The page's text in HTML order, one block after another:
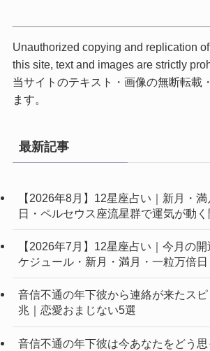
Unauthorized copying and replication
this site, text and images are strictly
当サイトのテキスト・画像の無断転載
ます。
最新記事
【2026年8月】12星座占い｜新月・
日・ペルセウス座流星群で運気が動
【2026年7月】12星座占い｜今月の
ケジュール・新月・満月・一粒万倍日
音信不通の年下彼から連絡が来たス
兆｜恋愛おまじない5選
音信不通の年下彼は今あなたをどう